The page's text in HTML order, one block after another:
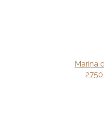
Marina